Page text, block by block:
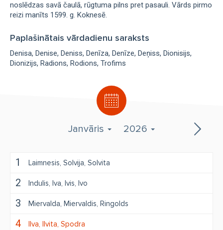
Janvāris 2026
1 Laimnesis Solvija Solvita
2 Indulis Iva Ivis Ivo
3 Miervalda Miervaldis Ringolds
4 Ilva Ilvita Spodra
noslēdzas savā čaulā, rūgtuma pilns pret pasauli. Vārds pirmo
reizi manīts 1599. g. Koknesē.
Paplašinātais vārdadienu saraksts
Denisa Denise Deniss Denīza Denīze Deņiss Dionisijs
Dionizijs Radions Rodions Trofims